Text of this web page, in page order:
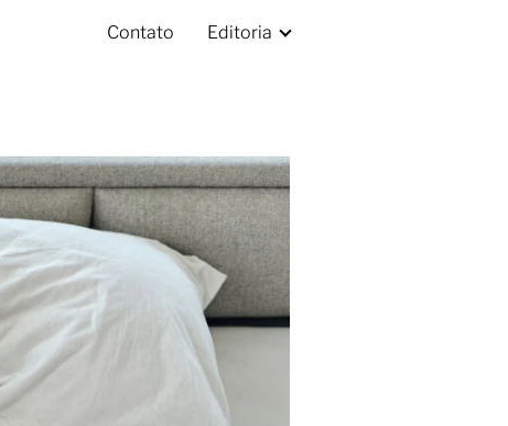
Contato Editoria